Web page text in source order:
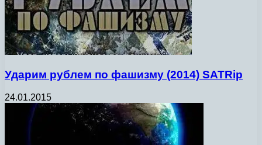
Ударим рублем по фашизму (2014) SATRip
24.01.2015